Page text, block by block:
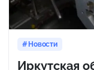
Новости
Иркутская